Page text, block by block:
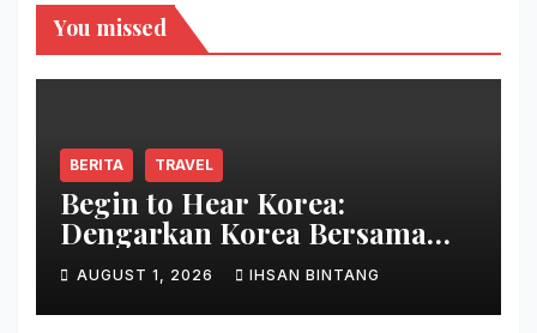
You missed
BERITA TRAVEL
Begin to Hear Korea:
Dengarkan Korea Bersama
Park Bo Gum
AUGUST 1, 2026 IHSAN BINTANG